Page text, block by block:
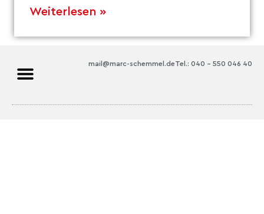
Weiterlesen »
Tel.: 040 – 550 046 40
mail@marc-schemmel.de